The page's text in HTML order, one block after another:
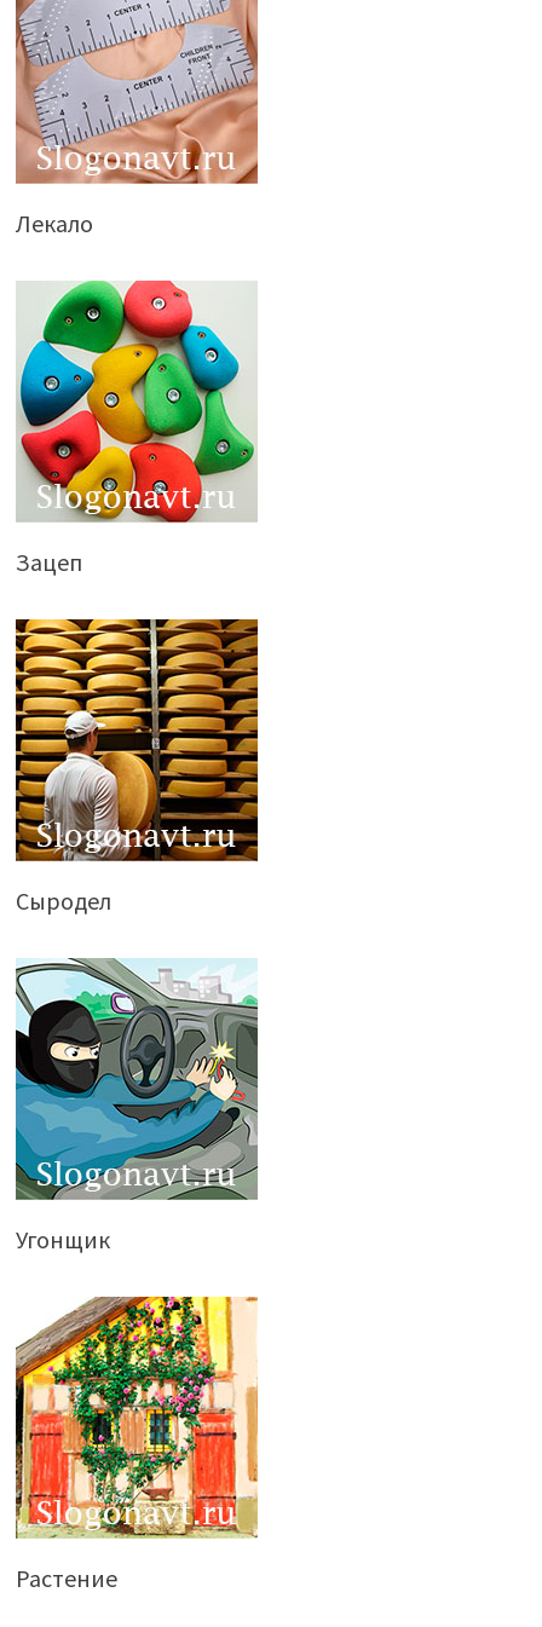
Лекало
Зацеп
Сыродел
Угонщик
Растение